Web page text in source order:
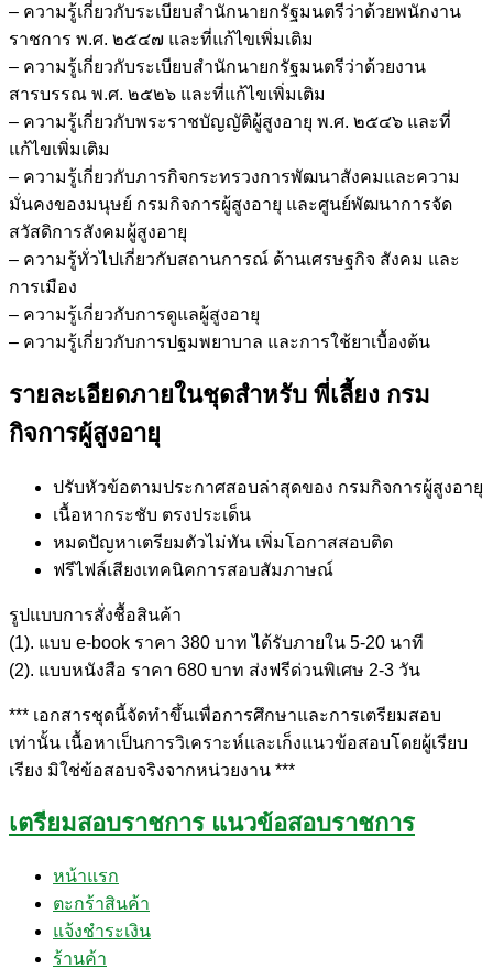
ชิ้น
– ความรู้เกี่ยวกับระเบียบสำนักนายกรัฐมนตรีว่าด้วยพนักงาน
ราชการ พ.ศ. ๒๕๔๗ และที่แก้ไขเพิ่มเติม
– ความรู้เกี่ยวกับระเบียบสำนักนายกรัฐมนตรีว่าด้วยงาน
สารบรรณ พ.ศ. ๒๕๒๖ และที่แก้ไขเพิ่มเติม
– ความรู้เกี่ยวกับพระราชบัญญัติผู้สูงอายุ พ.ศ. ๒๕๔๖ และที่
แก้ไขเพิ่มเติม
– ความรู้เกี่ยวกับภารกิจกระทรวงการพัฒนาสังคมและความ
มั่นคงของมนุษย์ กรมกิจการผู้สูงอายุ และศูนย์พัฒนาการจัด
สวัสดิการสังคมผู้สูงอายุ
– ความรู้ทั่วไปเกี่ยวกับสถานการณ์ ด้านเศรษฐกิจ สังคม และ
การเมือง
– ความรู้เกี่ยวกับการดูแลผู้สูงอายุ
– ความรู้เกี่ยวกับการปฐมพยาบาล และการใช้ยาเบื้องต้น
รายละเอียดภายในชุดสำหรับ พี่เลี้ยง กรม
กิจการผู้สูงอายุ
ปรับหัวข้อตามประกาศสอบล่าสุดของ กรมกิจการผู้สูงอายุ
เนื้อหากระชับ ตรงประเด็น
หมดปัญหาเตรียมตัวไม่ทัน เพิ่มโอกาสสอบติด
ฟรีไฟล์เสียงเทคนิคการสอบสัมภาษณ์
รูปแบบการสั่งชื้อสินค้า
(1). แบบ e-book ราคา 380 บาท ได้รับภายใน 5-20 นาที
(2). แบบหนังสือ ราคา 680 บาท ส่งฟรีด่วนพิเศษ 2-3 วัน
*** เอกสารชุดนี้จัดทำขึ้นเพื่อการศึกษาและการเตรียมสอบ
เท่านั้น เนื้อหาเป็นการวิเคราะห์และเก็งแนวข้อสอบโดยผู้เรียบ
เรียง มิใช่ข้อสอบจริงจากหน่วยงาน ***
เตรียมสอบราชการ แนวข้อสอบราชการ
หน้าแรก
ตะกร้าสินค้า
แจ้งชำระเงิน
ร้านค้า